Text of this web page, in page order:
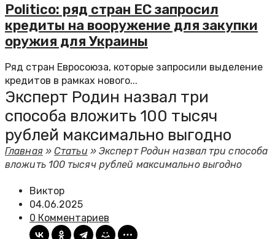
Politico: ряд стран ЕС запросил
кредиты на вооружение для закупки
оружия для Украины
Ряд стран Евросоюза, которые запросили выделение
кредитов в рамках нового...
Эксперт Родин назвал три
способа вложить 100 тысяч
рублей максимально выгодно
Главная»Статьи » Эксперт Родин назвал три способа
вложить 100 тысяч рублей максимально выгодно
Виктор
04.06.2025
0 Комментариев